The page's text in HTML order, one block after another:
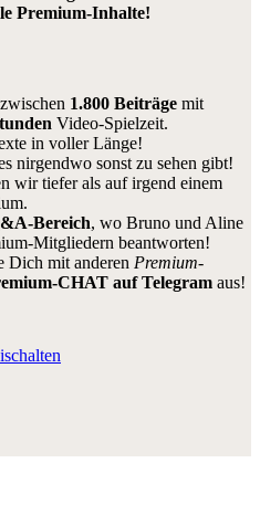
Premium-Inhalte!
1.800 Beiträge mit
Video-Spielzeit.
in voller Länge!
nirgendwo sonst zu sehen gibt!
wir tiefer als auf irgend einem
Bereich, wo Bruno und Aline
Mitgliedern beantworten!
Dich mit anderen Premium-
CHAT auf Telegram aus!